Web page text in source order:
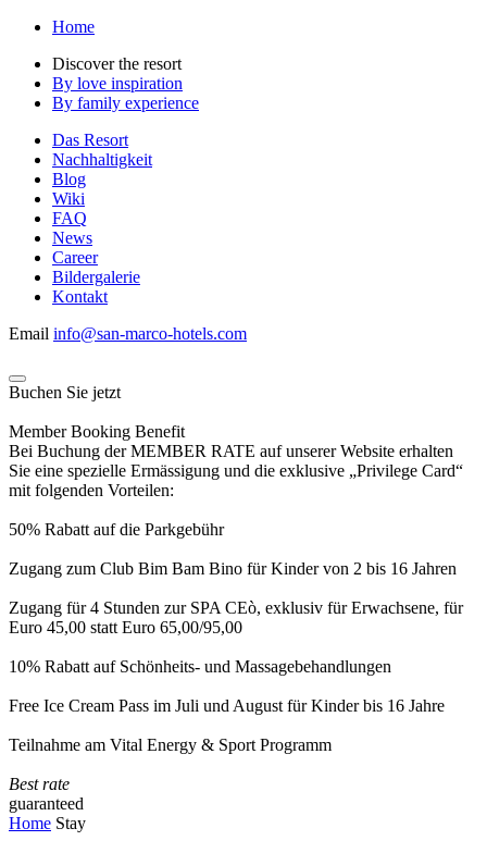
Home
Discover the resort
By love inspiration
By family experience
Das Resort
Nachhaltigkeit
Blog
Wiki
FAQ
News
Career
Bildergalerie
Kontakt
Email info@san-marco-hotels.com
Buchen Sie jetzt
Member Booking Benefit
Bei Buchung der MEMBER RATE auf unserer Website erhalten
Sie eine spezielle Ermässigung und die exklusive „Privilege Card“
mit folgenden Vorteilen:
50% Rabatt auf die Parkgebühr
Zugang zum Club Bim Bam Bino für Kinder von 2 bis 16 Jahren
Zugang für 4 Stunden zur SPA CEò, exklusiv für Erwachsene, für
Euro 45,00 statt Euro 65,00/95,00
10% Rabatt auf Schönheits- und Massagebehandlungen
Free Ice Cream Pass im Juli und August für Kinder bis 16 Jahre
Teilnahme am Vital Energy & Sport Programm
Best rate
guaranteed
Home Stay